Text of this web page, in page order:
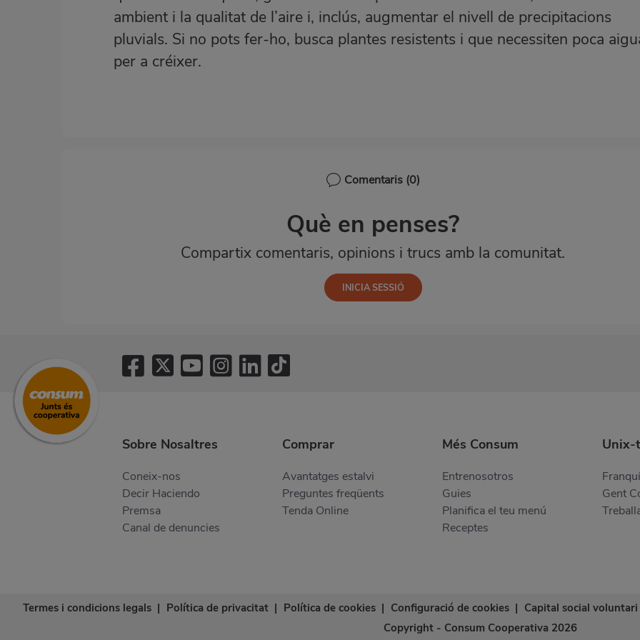
ambient i la qualitat de l’aire i, inclús, augmentar el nivell de precipitacions
pluvials. Si no pots fer-ho, busca plantes resistents i que necessiten poca
per a créixer.
Comentaris (0)
Què en penses?
Compartix comentaris, opinions i trucs amb la comunitat.
Sobre Nosaltres
Coneix-nos
Decir Haciendo
Premsa
Canal de denuncies
Comprar
Avantatges estalvi
Preguntes freqüents
Tenda Online
Més Consum
Entrenosotros
Guies
Planifica el teu menú
Receptes
Unix-
Gent
Termes i condicions legals | Política de privacitat | Política de cookies | Configuració de cookies | Capital social voluntari
Copyright - Consum Cooperativa 2026